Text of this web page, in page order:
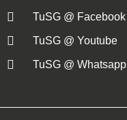
TuSG @ Facebook
TuSG @ Youtube
TuSG @ Whatsapp